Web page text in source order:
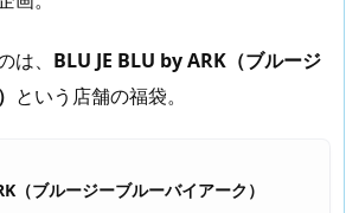
、 BLU JE BLU by ARK（ブルージ
という店舗の福袋。
（ブルージーブルーバイアーク）